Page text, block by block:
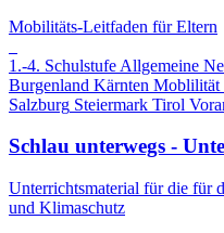
Mobilitäts-Leitfaden für Eltern
1.-4. Schulstufe Allgemeine
Burgenland Kärnten Moblilität
Salzburg Steiermark Tirol
Schlau unterwegs -
Unterrichtsmaterial für die für
und Klimaschutz